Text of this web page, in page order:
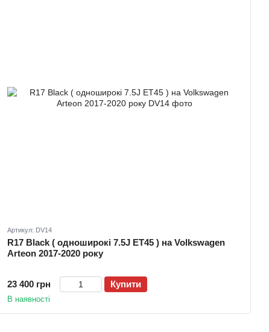
Артикул: DV14
R17 Black ( одноширокі 7.5J ET45 ) на Volkswagen
Arteon 2017-2020 року
23 400 грн Купити
В наявності